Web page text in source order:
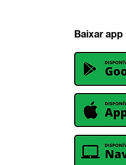
Baixar app